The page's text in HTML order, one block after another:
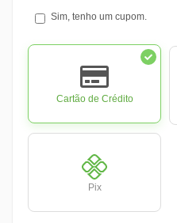
Sim, tenho um cupom.
Cartão de Crédito
Pix